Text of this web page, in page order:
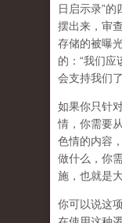
日启示录”
摆出来，审
存储的被曝
的：“我们应
会支持我们
如果你只针
情，你需要
色情的内容
做什么，你
施，也就是
你可以说这